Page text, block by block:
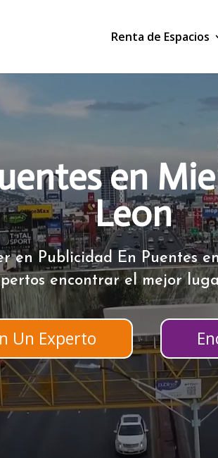
Renta de Espacios
en
Leon
en Publicidad En Puentes
encontrar el mejor
Un Experto